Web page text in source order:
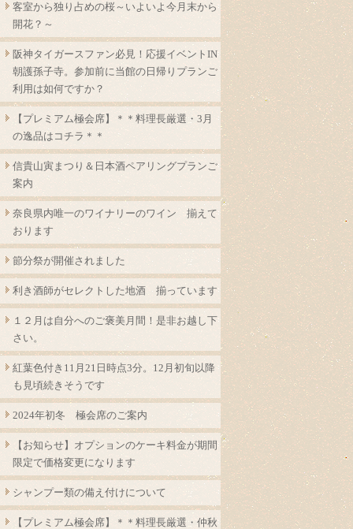
客室から独り占めの桜～いよいよ今月末から
開花？～
阪神タイガースファン必見！応援イベントIN
朝護孫子寺。参加前に当館の日帰りプランご
利用は如何ですか？
【プレミアム極会席】＊＊料理長厳選・3月
の逸品はコチラ＊＊
信貴山寅まつり＆日本酒ペアリングプランご
案内
奈良県内唯一のワイナリーのワイン 揃えて
おります
節分祭が開催されました
利き酒師がセレクトした地酒 揃っています
１２月は自分へのご褒美月間！是非お越し下
さい。
紅葉色付き11月21日時点3分。12月初旬以降
も見頃続きそうです
2024年初冬 極会席のご案内
【お知らせ】オプションのケーキ料金が期間
限定で価格変更になります
シャンプー類の備え付けについて
【プレミアム極会席】＊＊料理長厳選・仲秋